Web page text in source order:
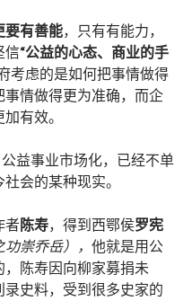
要有善能，只有有能力，
信“公益的心态、商业的手
考虑的是如何把事情做得
情做得更为准确，而企
有效。
公益事业市场化，已经不单
会的某种现实。
者陈寿，得到西鄂侯罗宪
崇乔岳）， 他就是用公
陈寿因向柳家募捐未
史料，受到很多史家的